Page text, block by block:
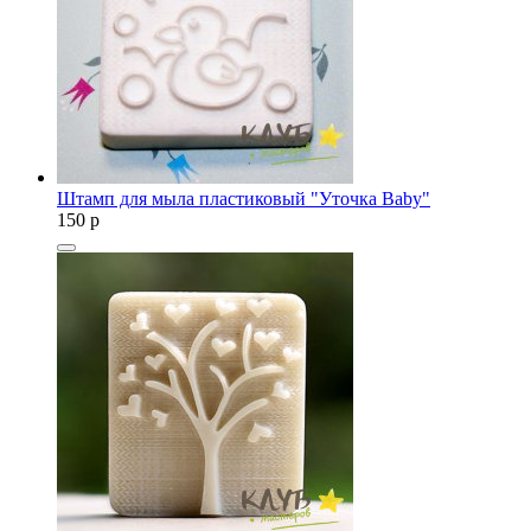
Штамп для мыла пластиковый "Уточка Baby"
150 p